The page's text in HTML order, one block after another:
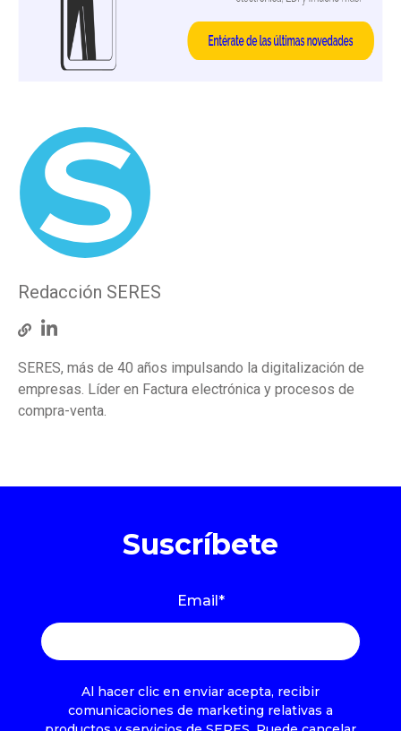
Redacción SERES
SERES, más de 40 años impulsando la digitalización de
empresas. Líder en Factura electrónica y procesos de
compra-venta.
Suscríbete
Email*
Al hacer clic en enviar acepta, recibir
comunicaciones de marketing relativas a